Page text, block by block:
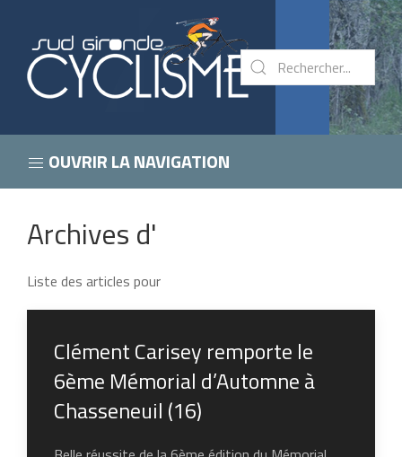
OUVRIR LA NAVIGATION
Archives d'
Liste des articles pour
Clément Carisey remporte le
6ème Mémorial d’Automne à
Chasseneuil (16)